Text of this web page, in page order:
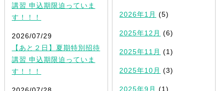
講習 申込期限迫っていま
す！！！
2026/07/29
【あと２日】夏期特別招待
講習 申込期限迫っていま
す！！！
2026年1月 (5)
2025年12月 (6)
2025年11月 (1)
2025年10月 (3)
2025年9月 (1)